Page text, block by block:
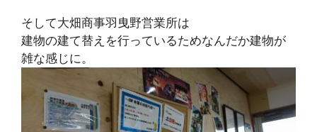
そして大畑商事羽曳野営業所は
建物の建て替えを行っているためなんだか建物が
雑な感じに。